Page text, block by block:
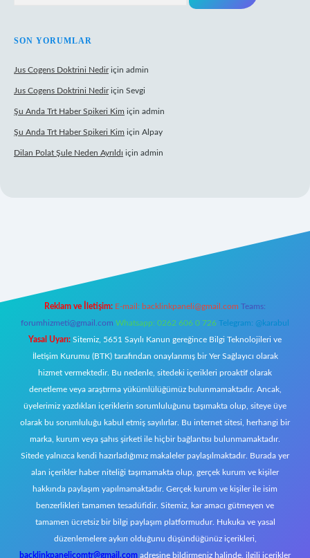
SON YORUMLAR
Jus Cogens Doktrini Nediriçin admin
Jus Cogens Doktrini Nediriçin Sevgi
Şu Anda Trt Haber Spikeri Kim için admin
Şu Anda Trt Haber Spikeri Kim için Alpay
Dilan Polat Şule Neden Ayrıldı için admin
Reklam ve İletişim: E-mail: backlinkpaneli@gmail.com Teams:
forumhizmeti@gmail.com Whatsapp: 0262 606 0 726 Telegram: @karabul
Yasal Uyarı: Sitemiz, 5651 Sayılı Kanun gereğince Bilgi Teknolojileri ve
İletişim Kurumu (BTK) tarafından onaylanmış bir Yer Sağlayıcı olarak
hizmet vermektedir. Bu nedenle, sitedeki içerikleri proaktif olarak
denetleme veya araştırma yükümlülüğümüz bulunmamaktadır. Ancak,
üyelerimiz yazdıkları içeriklerin sorumluluğunu taşımakta olup, siteye üye
olarak bu sorumluluğu kabul etmiş sayılırlar. Bu internet sitesi, herhangi bir
marka, kurum veya şahıs şirketi ile hiçbir bağlantısı bulunmamaktadır.
Sitede yalnızca kendi hazırladığımız makaleler paylaşılmaktadır. Burada yer
alan içerikler haber niteliği taşımamakta olup, gerçek kurum ve kişiler
hakkında paylaşım yapılmamaktadır. Gerçek kurum ve kişiler ile isim
benzerlikleri tamamen tesadüfidir. Sitemiz, kar amacı gütmeyen ve
tamamen ücretsiz bir bilgi paylaşım platformudur. Hukuka ve yasal
düzenlemelere aykırı olduğunu düşündüğünüz içerikleri,
backlinkpanelicomtr@gmail.com adresine bildirmeniz halinde, ilgili içerikler